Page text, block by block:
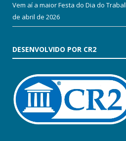
Vem aí a maior Festa do Dia do
de abril de 2026
DESENVOLVIDO POR CR2